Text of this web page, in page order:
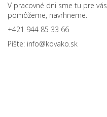
V pracovné dni sme tu pre vás
pomôžeme, navrhneme.
+421 944 85 33 66
Píšte: info@kovako.sk